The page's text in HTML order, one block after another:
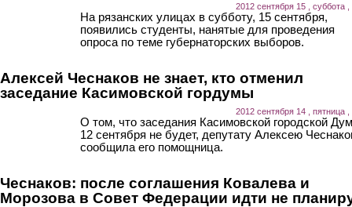
2012 сентября 15 , суббота ,
На рязанских улицах в субботу, 15 сентября,
появились студенты, нанятые для проведения
опроса по теме губернаторских выборов.
Алексей Чеснаков не знает, кто отменил
заседание Касимовской гордумы
2012 сентября 14 , пятница ,
О том, что заседания Касимовской городской
12 сентября не будет, депутату Алексею
сообщила его помощница.
Чеснаков: после соглашения Ковалева и
Морозова в Совет Федерации идти не